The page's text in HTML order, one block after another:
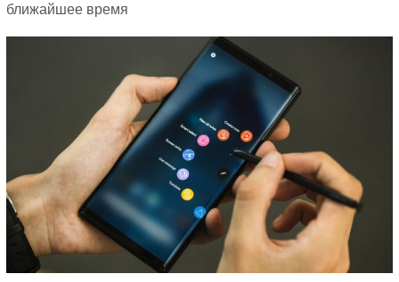
ближайшее время